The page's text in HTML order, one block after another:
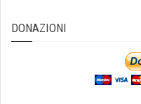
DONAZIONI